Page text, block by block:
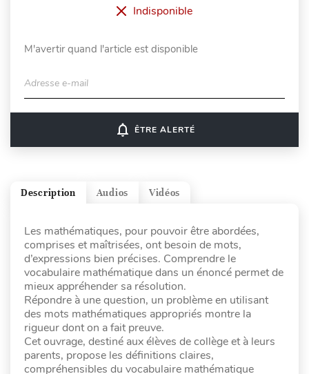
Indisponible
M'avertir quand l'article est disponible
Adresse e-mail
notifications_none ÊTRE ALERTÉ
Vidéos
Audios
Description
Les mathématiques, pour pouvoir être abordées,
comprises et maîtrisées, ont besoin de mots,
d’expressions bien précises. Comprendre le
vocabulaire mathématique dans un énoncé permet de
mieux appréhender sa résolution.
Répondre à une question, un problème en utilisant
des mots mathématiques appropriés montre la
rigueur dont on a fait preuve.
Cet ouvrage, destiné aux élèves de collège et à leurs
parents, propose les définitions claires,
compréhensibles du vocabulaire mathématique